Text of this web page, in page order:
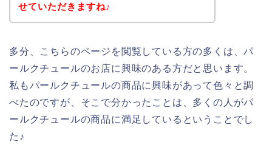
せていただきますね♪
多分、こちらのページを閲覧している方の多くは、パ
ールクチュールのお店に興味のある方だと思います。
私もパールクチュールの商品に興味があって色々と調
べたのですが、そこで分かったことは、多くの人がパ
ールクチュールの商品に満足しているということでし
た♪